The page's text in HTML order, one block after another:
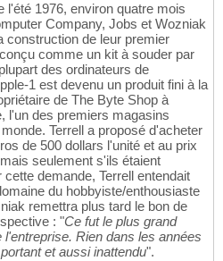
l'été 1976, environ quatre mois
Company, Jobs et Wozniak
construction de leur premier
comme un kit à souder par
des ordinateurs de
1 est devenu un produit fini à la
de The Byte Shop à
l'un des premiers magasins
Terrell a proposé d'acheter
de 500 dollars l'unité et au prix
seulement s'ils étaient
demande, Terrell entendait
du hobbyiste/enthousiaste
remettra plus tard le bon de
: "Ce fut le plus grand
Rien dans les années
et aussi inattendu".